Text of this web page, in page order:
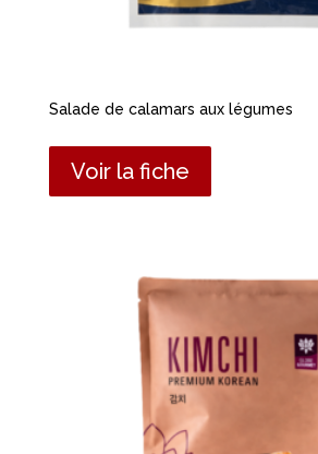
Salade de calamars aux légumes
Voir la fiche